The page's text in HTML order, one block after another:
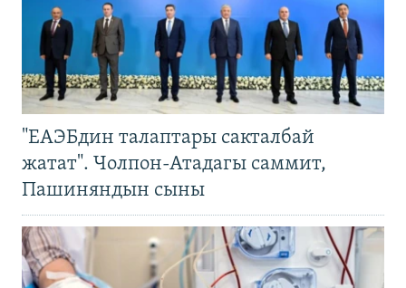
"ЕАЭБдин талаптары сакталбай
жатат". Чолпон-Атадагы саммит,
Пашиняндын сыны